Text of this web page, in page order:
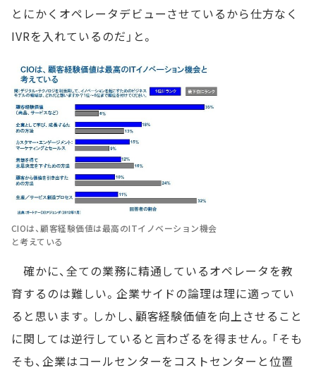
とにかくオペレータデビューさせているから仕方なく
IVRを入れているのだ」と。
CIOは、顧客経験価値は最高のITイノベーション機会
と考えている
確かに、全ての業務に精通しているオペレータを教
育するのは難しい。企業サイドの論理は理に適ってい
ると思います。しかし、顧客経験価値を向上させること
に関しては逆行していると言わざるを得ません。「そも
そも、企業はコールセンターをコストセンターと位置